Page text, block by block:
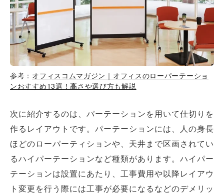
参考： オフィスコムマガジン｜オフィスのローパーテーショ
ンおすすめ13選！高さや選び方も解説
次に紹介するのは、パーテーションを用いて仕切りを
作るレイアウトです。パーテーションには、人の身長
ほどのローパーティションや、天井まで区画されてい
るハイパーテーションなど種類があります。ハイパー
テーションは設置にあたり、工事費用や以降レイアウ
ト変更を行う際には工事が必要になるなどのデメリッ